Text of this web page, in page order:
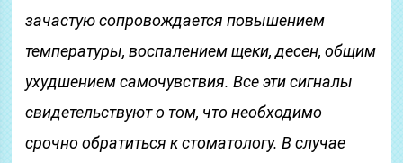
зачастую сопровождается повышением
температуры, воспалением щеки, десен, общим
ухудшением самочувствия. Все эти сигналы
свидетельствуют о том, что необходимо
срочно обратиться к стоматологу. В случае